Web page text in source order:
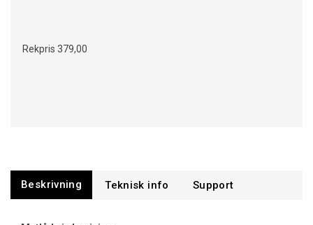
Rekpris 379,00
Beskrivning Support